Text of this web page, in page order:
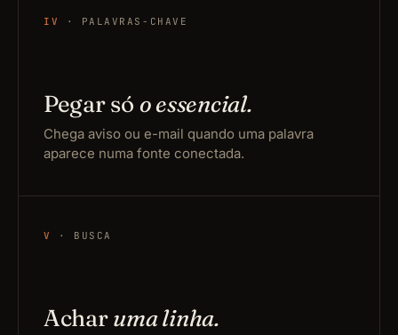
IV · PALAVRAS-CHAVE
Pegar só o essencial.
Chega aviso ou e-mail quando uma palavra
aparece numa fonte conectada.
V · BUSCA
Acharuma linha.